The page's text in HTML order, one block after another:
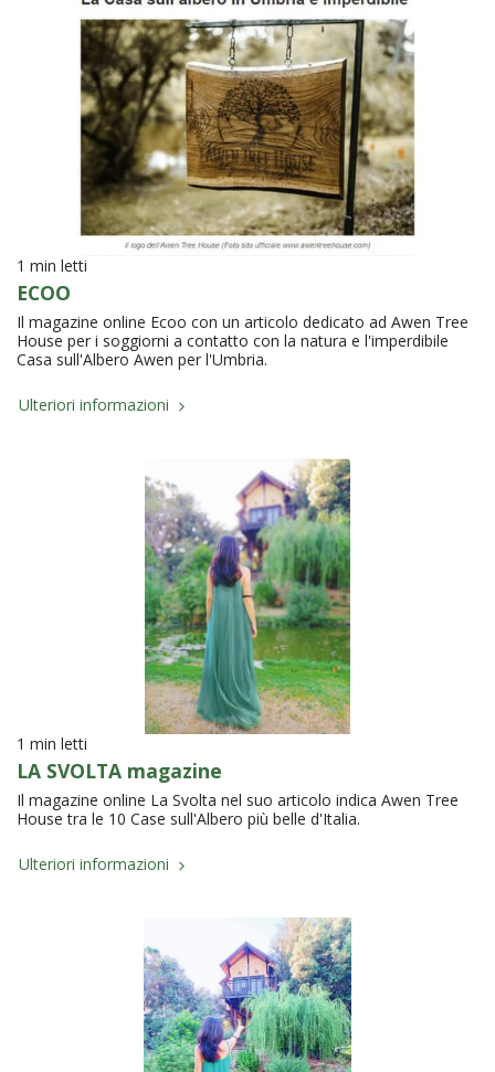
1 min letti
ECOO
Il magazine online Ecoo con un articolo dedicato ad Awen Tree
House per i soggiorni a contatto con la natura e l'imperdibile
Casa sull'Albero Awen per l'Umbria.
Ulteriori informazioni
1 min letti
LA SVOLTA magazine
Il magazine online La Svolta nel suo articolo indica Awen Tree
House tra le 10 Case sull'Albero più belle d'Italia.
Ulteriori informazioni